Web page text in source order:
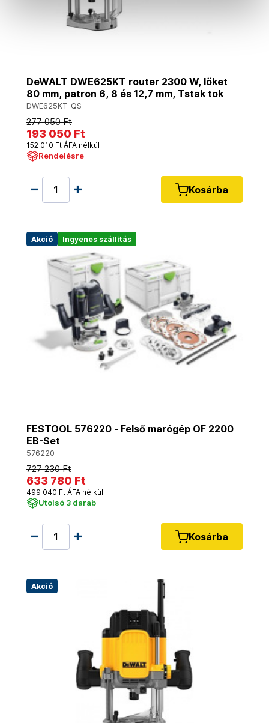
DeWALT DWE625KT router 2300 W, löket
80 mm, patron 6, 8 és 12,7 mm, Tstak tok
DWE625KT-QS
277 050 Ft
193 050 Ft
152 010 Ft ÁFA nélkül
Rendelésre
Kosárba
Akció Ingyenes szállítás
FESTOOL 576220 - Felső marógép OF 2200
EB-Set
576220
727 230 Ft
633 780 Ft
499 040 Ft ÁFA nélkül
Utolsó 3 darab
Kosárba
Akció